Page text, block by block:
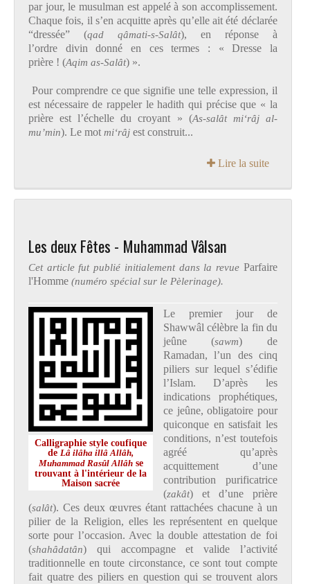
par jour, le musulman est appelé à son accomplissement.
Chaque fois, il s’en acquitte après qu’elle ait été déclarée
“dressée” (qad qâmati-s-Salât), en réponse à
l’ordre divin donné en ces termes : « Dresse la
prière ! (Aqim as-Salât) ».
Pour comprendre ce que signifie une telle expression, il
est nécessaire de rappeler le hadith qui précise que « la
prière est l’échelle du croyant » (As-salât mi‘râj al-
mu’min). Le mot mi‘râj est construit...
Lire la suite
Les deux Fêtes - Muhammad Vâlsan
Cet article fut publié initialement dans la revue Parfaire
l'Homme (numéro spécial sur le Pèlerinage).
Calligraphie style coufique
de Lâ ilâha illâ Allâh,
Muhammad Rasûl Allâhse
trouvant à l'intérieur de la
Maison sacrée
Le premier jour de
Shawwâl célèbre la fin du
jeûne (sawm) de
Ramadan, l’un des cinq
piliers sur lequel s’édifie
l’Islam. D’après les
indications prophétiques,
ce jeûne, obligatoire pour
quiconque en satisfait les
conditions, n’est toutefois
agréé qu’après
acquittement d’une
contribution purificatrice
(zakât) et d’une prière
(salât). Ces deux œuvres étant rattachées chacune à un
pilier de la Religion, elles les représentent en quelque
sorte pour l’occasion. Avec la double attestation de foi
(shahâdatân) qui accompagne et valide l’activité
traditionnelle en toute circonstance, ce sont tout compte
fait quatre des piliers en question qui se trouvent alors